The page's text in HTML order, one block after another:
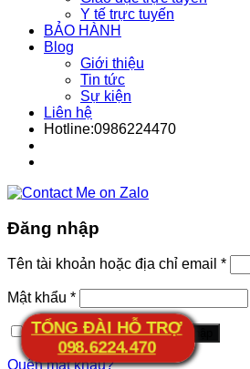
TỔNG ĐÀI HỖ TRỢ
098.6224.470
Y tế trực tuyến
BẢO HÀNH
Blog
Giới thiệu
Tin tức
Sự kiện
Liên hệ
Hotline:0986224470
Đăng nhập
Tên tài khoản hoặc địa chỉ email *
Mật khẩu *
Ghi nhớ mật khẩu Đăng nhập
Quên mật khẩu?